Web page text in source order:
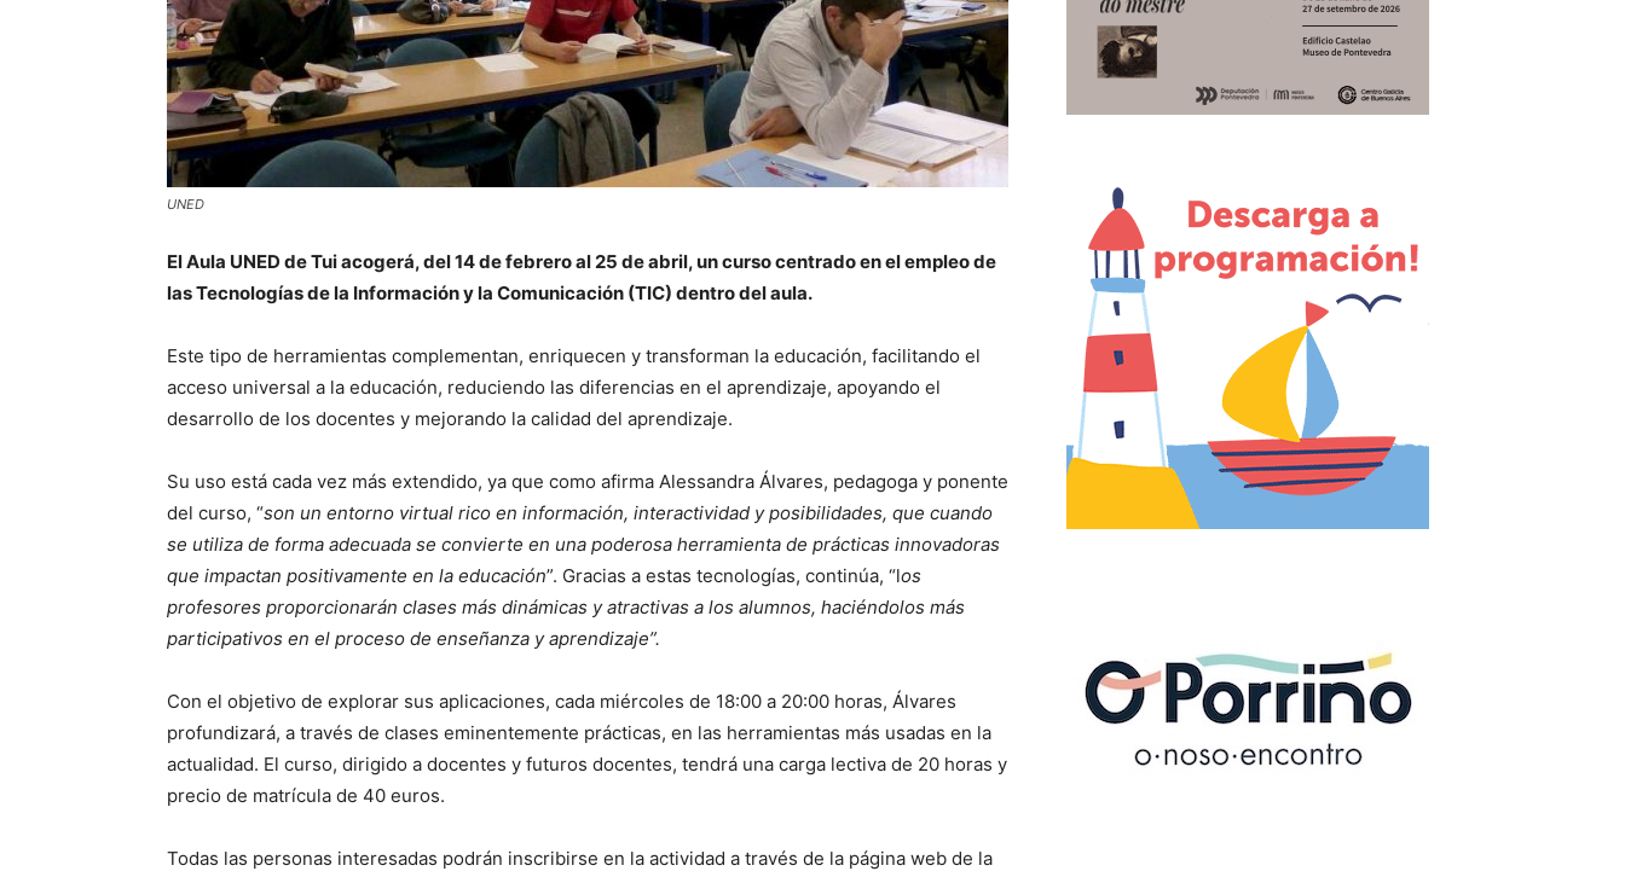
UNED
El Aula UNED de Tui acogerá, del 14 de febrero al 25 de abril, un curso centrado en el empleo de
las Tecnologías de la Información y la Comunicación (TIC) dentro del aula.
Este tipo de herramientas complementan, enriquecen y transforman la educación, facilitando el
acceso universal a la educación, reduciendo las diferencias en el aprendizaje, apoyando el
desarrollo de los docentes y mejorando la calidad del aprendizaje.
Su uso está cada vez más extendido, ya que como afirma Alessandra Álvares, pedagoga y ponente
del curso, “son un entorno virtual rico en información, interactividad y posibilidades, que cuando
se utiliza de forma adecuada se convierte en una poderosa herramienta de prácticas innovadoras
que impactan positivamente en la educación”. Gracias a estas tecnologías, continúa, “los
profesores proporcionarán clases más dinámicas y atractivas a los alumnos, haciéndolos más
participativos en el proceso de enseñanza y aprendizaje”.
Con el objetivo de explorar sus aplicaciones, cada miércoles de 18:00 a 20:00 horas, Álvares
profundizará, a través de clases eminentemente prácticas, en las herramientas más usadas en la
actualidad. El curso, dirigido a docentes y futuros docentes, tendrá una carga lectiva de 20 horas y
precio de matrícula de 40 euros.
Todas las personas interesadas podrán inscribirse en la actividad a través de la página web de la